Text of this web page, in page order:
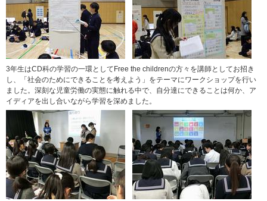
3年生はCD科の学習の一環としてFree the childrenの方々を講師としてお招き
し、「社会のためにできることを考えよう」をテーマにワークショップを行い
ました。深刻な児童労働の実態に触れる中で、自分達にできることは何か、ア
イディアを出し合いながら学習を深めました。